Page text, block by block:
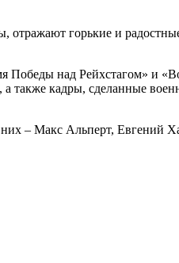
горькие и
Победы над Рейхстагом» и
а также кадры, сделанные
– Макс Альперт, Евгений